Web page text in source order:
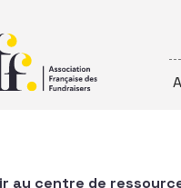
au centre de